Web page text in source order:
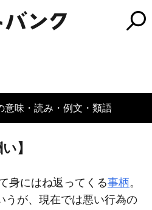
意味・読み・例文・類語
】
身にはね返ってくる事柄。
うが、現在では悪い行為の